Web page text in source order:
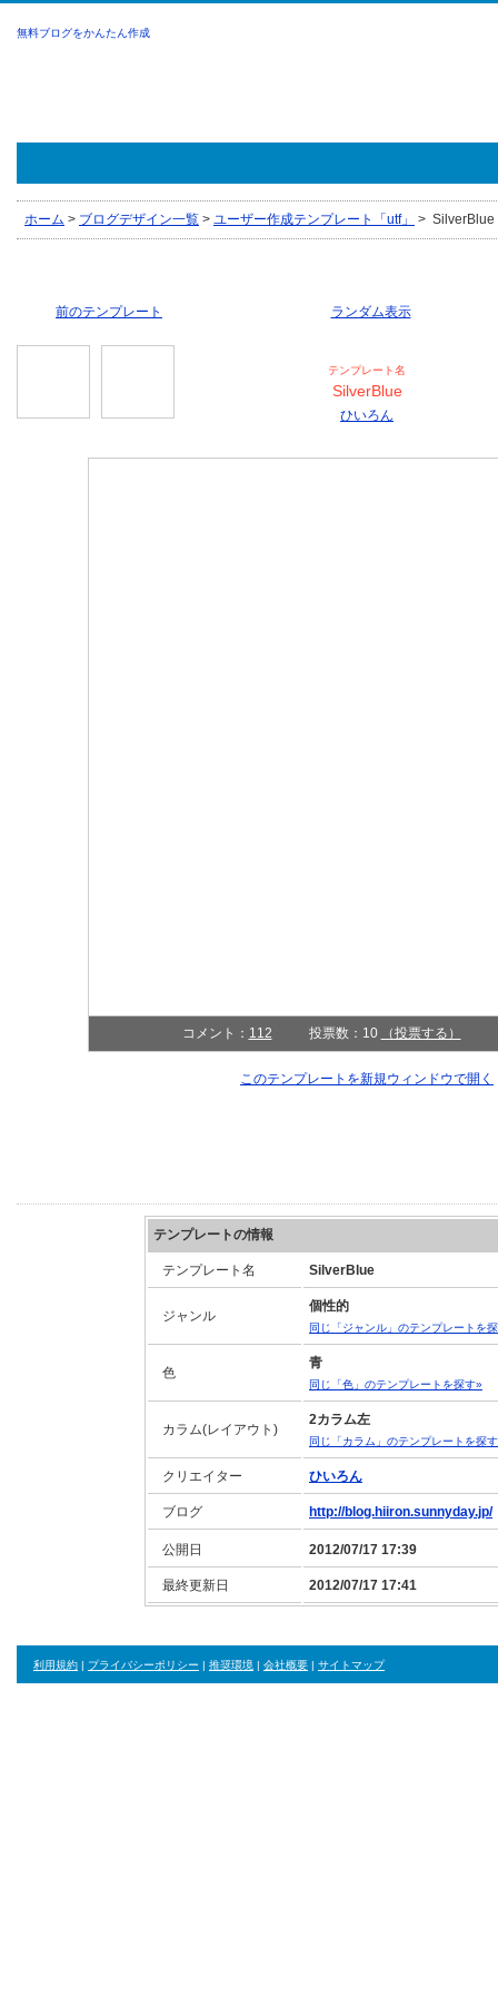
無料ブログをかんたん作成
ホーム > ブログデザイン一覧 > ユーザー作成テンプレート「utf」 > SilverBlue
前のテンプレート ランダム表示
テンプレート名
SilverBlue
ひいろん
コメント： 112 投票数：10 （投票する）
このテンプレートを新規ウィンドウで開く
テンプレートの情報
テンプレート名 SilverBlue
ジャンル
個性的
同じ「ジャンル」のテンプレートを
色
青
同じ「色」のテンプレートを探す»
カラム(レイアウト)
2カラム左
同じ「カラム」のテンプレートを探
クリエイター ひいろん
ブログ http://blog.hiiron.sunnyday.jp/
公開日 2012/07/17 17:39
最終更新日 2012/07/17 17:41
利用規約 | プライバシーポリシー | 推奨環境 | 会社概要 | サイトマップ